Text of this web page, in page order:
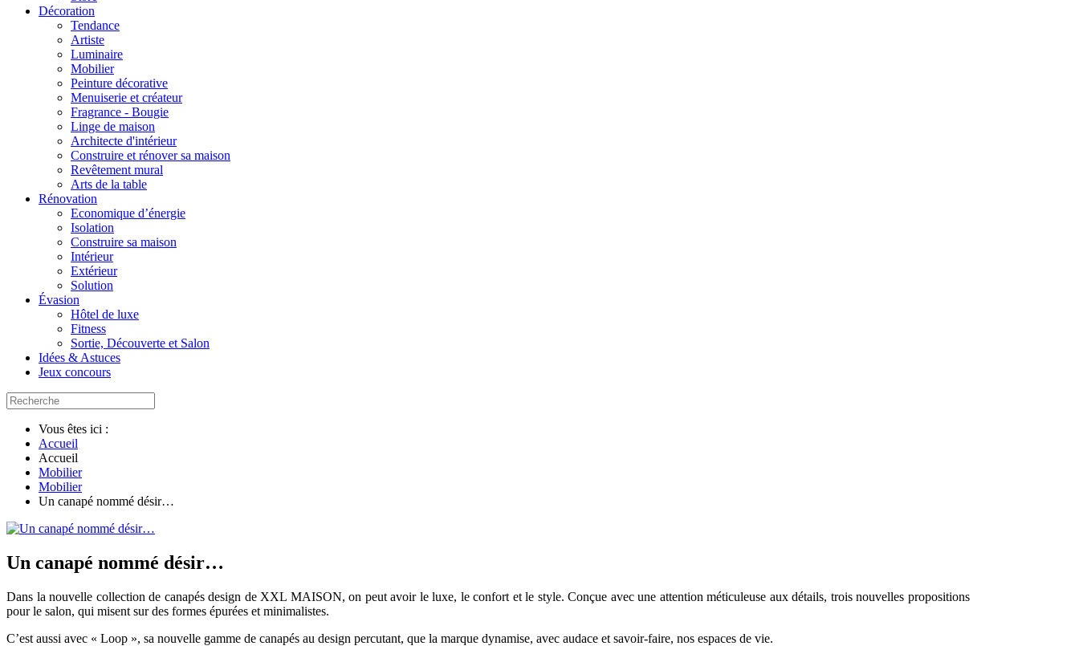
Décoration
Tendance
Artiste
Luminaire
Mobilier
Peinture décorative
Menuiserie et créateur
Fragrance - Bougie
Linge de maison
Architecte d'intérieur
Construire et rénover sa maison
Revêtement mural
Arts de la table
Rénovation
Economique d’énergie
Isolation
Construire sa maison
Intérieur
Extérieur
Solution
Évasion
Hôtel de luxe
Fitness
Sortie, Découverte et Salon
Idées & Astuces
Jeux concours
Vous êtes ici :
Accueil
Accueil
Mobilier
Mobilier
Un canapé nommé désir…
Un canapé nommé désir…
Dans la nouvelle collection de canapés design de XXL MAISON, on peut avoir le luxe, le confort et le style. Conçue avec une attention méticuleuse aux détails, trois nouvelles propositions
pour le salon, qui misent sur des formes épurées et minimalistes.
C’est aussi avec « Loop », sa nouvelle gamme de canapés au design percutant, que la marque dynamise, avec audace et savoir-faire, nos espaces de vie.